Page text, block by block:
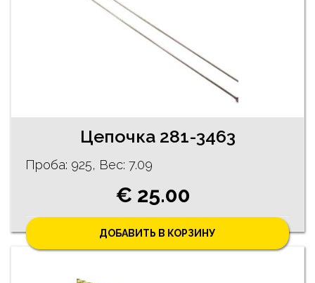
Цепочка 281-3463
Проба: 925, Bес: 7.09
€ 25.00
ДОБАВИТЬ В КОРЗИНУ